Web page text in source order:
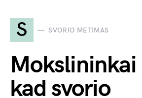
S SVORIO METIMAS
kad svorio